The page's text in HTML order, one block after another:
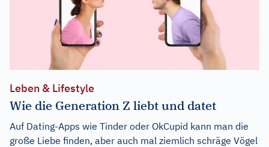
Leben & Lifestyle
Wie die Generation Z liebt und datet
Auf Dating-Apps wie Tinder oder OkCupid kann man die
große Liebe finden, aber auch mal ziemlich schräge Vögel